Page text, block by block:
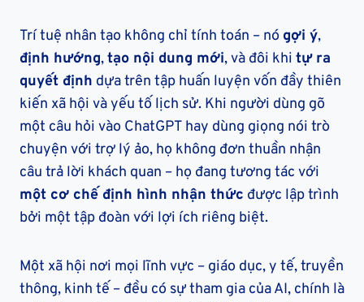
Trí tuệ nhân tạo không chỉ tính toán – nó gợi ý,
định hướng,tạo nội dung mới, và đôi khi tự ra
quyết định dựa trên tập huấn luyện vốn đầy thiên
kiến xã hội và yếu tố lịch sử. Khi người dùng gõ
một câu hỏi vào ChatGPT hay dùng giọng nói trò
chuyện với trợ lý ảo, họ không đơn thuần nhận
câu trả lời khách quan – họ đang tương tác với
một cơ chế định hình nhận thức được lập trình
bởi một tập đoàn với lợi ích riêng biệt.
Một xã hội nơi mọi lĩnh vực – giáo dục, y tế, truyền
thông, kinh tế – đều có sự tham gia của AI, chính là